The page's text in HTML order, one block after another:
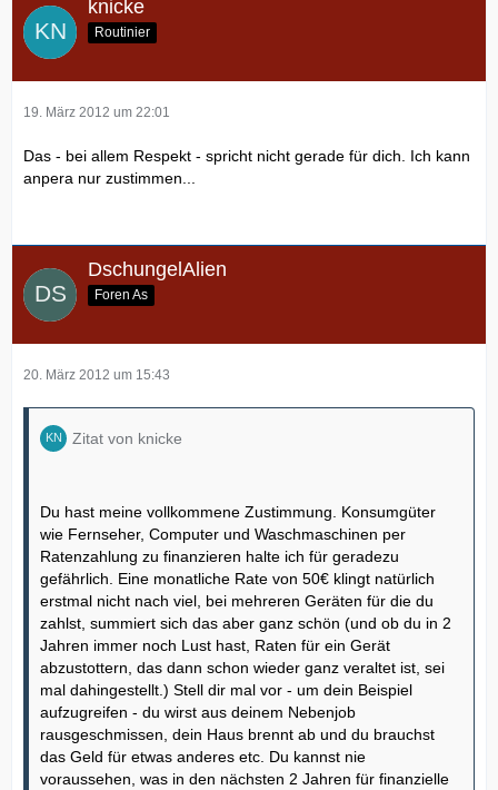
knicke
Routinier
19. März 2012 um 22:01
Das - bei allem Respekt - spricht nicht gerade für dich. Ich kann
anpera nur zustimmen...
DschungelAlien
Foren As
20. März 2012 um 15:43
Zitat von knicke
Du hast meine vollkommene Zustimmung. Konsumgüter
wie Fernseher, Computer und Waschmaschinen per
Ratenzahlung zu finanzieren halte ich für geradezu
gefährlich. Eine monatliche Rate von 50€ klingt natürlich
erstmal nicht nach viel, bei mehreren Geräten für die du
zahlst, summiert sich das aber ganz schön (und ob du in 2
Jahren immer noch Lust hast, Raten für ein Gerät
abzustottern, das dann schon wieder ganz veraltet ist, sei
mal dahingestellt.) Stell dir mal vor - um dein Beispiel
aufzugreifen - du wirst aus deinem Nebenjob
rausgeschmissen, dein Haus brennt ab und du brauchst
das Geld für etwas anderes etc. Du kannst nie
voraussehen, was in den nächsten 2 Jahren für finanzielle